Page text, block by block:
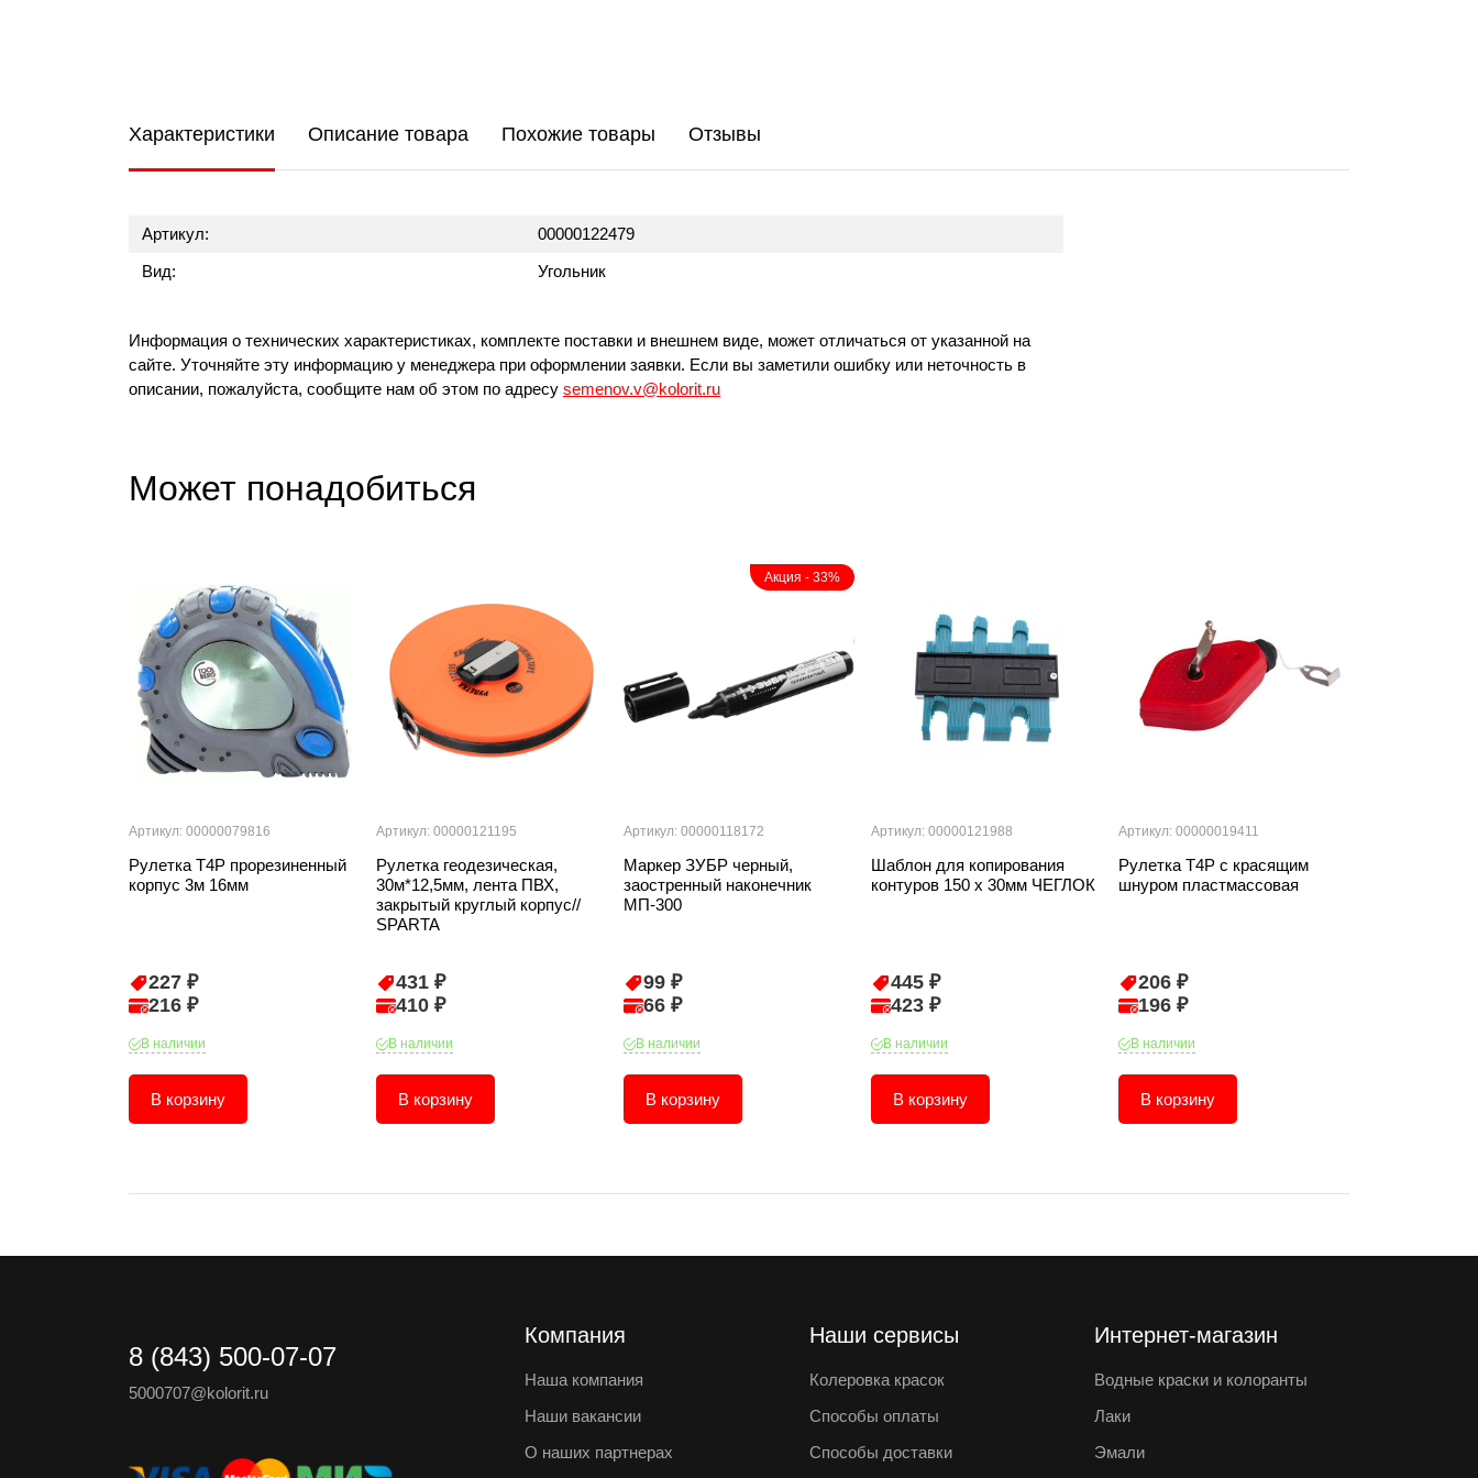
Характеристики Описание товара Похожие товары Отзывы
Артикул:
00000122479
Вид:
Угольник
Информация о технических характеристиках, комплекте поставки и внешнем виде, может отличаться от указанной на
сайте. Уточняйте эту информацию у менеджера при оформлении заявки. Если вы заметили ошибку или неточность в
описании, пожалуйста, сообщите нам об этом по адресу semenov.v@kolorit.ru
Может понадобиться
Артикул: 00000079816
Рулетка T4P прорезиненный
корпус 3м 16мм
227 ₽
216 ₽
В наличии
В корзину
Артикул: 00000121195
Рулетка геодезическая,
30м*12,5мм, лента ПВХ,
закрытый круглый корпус//
SPARTA
431 ₽
410 ₽
В наличии
В корзину
Акция - 33%
Артикул: 00000118172
Маркер ЗУБР черный,
заостренный наконечник
МП-300
99 ₽
66 ₽
В наличии
В корзину
Артикул: 00000121988
Шаблон для копирования
контуров 150 х 30мм ЧЕГЛОК
445 ₽
423 ₽
В наличии
В корзину
Артикул: 00000019411
Рулетка T4P с красящим
шнуром пластмассовая
206 ₽
196 ₽
В наличии
В корзину
8 (843) 500-07-07
5000707@kolorit.ru
Компания
Наша компания
Наши вакансии
О наших партнерах
Наши сервисы
Колеровка красок
Способы оплаты
Способы доставки
Интернет-магазин
Водные краски и колоранты
Лаки
Эмали